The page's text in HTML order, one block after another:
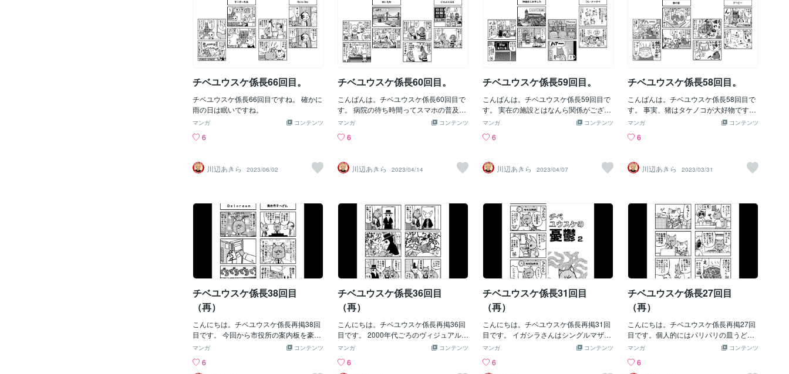
チベユウスケ係長66回目。
チベユウスケ係長66回目ですね。 確かに
雨の日は眠いですね。
コンテンツ
マンガ
6
川辺あきら 2023/06/02
チベユウスケ係長60回目。
こんばんは。チベユウスケ係長60回目で
す。 病院の待ち時間ってスマホの普及で
だいぶ気楽なものになりましたね。コンテンツ
マンガ
6
川辺あきら 2023/04/14
チベユウスケ係長59回目。
こんばんは。チベユウスケ係長59回目で
す。 実在の施設とはなんら関係がござい
ません。
コンテンツ
マンガ
6
川辺あきら 2023/04/07
チベユウスケ係長58回目。
こんばんは。チベユウスケ係長58回目で
す。 事実、猪はタケノコが大好物です。
新芽を根こそぎやられた日には発狂しそ
コンテンツ
マンガ
6
川辺あきら 2023/03/31
チベユウスケ係長38回目
（再）
こんにちは。チベユウスケ係長再掲38回
目です。 今回から市役所の案内板を豪華
にしてみました。
コンテンツ
マンガ
6
チベユウスケ係長36回目
（再）
こんにちは。チベユウスケ係長再掲36回
目です。 2000年代ごろのヴィジュアル系
バンドがよくペストマスクつけてました
コンテンツ
マンガ
6
チベユウスケ係長31回目
（再）
こんにちは。チベユウスケ係長再掲31回
目です。 イガシラさんはシングルマザー
です。
コンテンツ
マンガ
6
チベユウスケ係長27回目
（再）
こんにちは。チベユウスケ係長再掲27回
目です。個人的にはパリパリの皿うどん
の方がちゃんぽんより好きです。長崎県
コンテンツ
マンガ
6